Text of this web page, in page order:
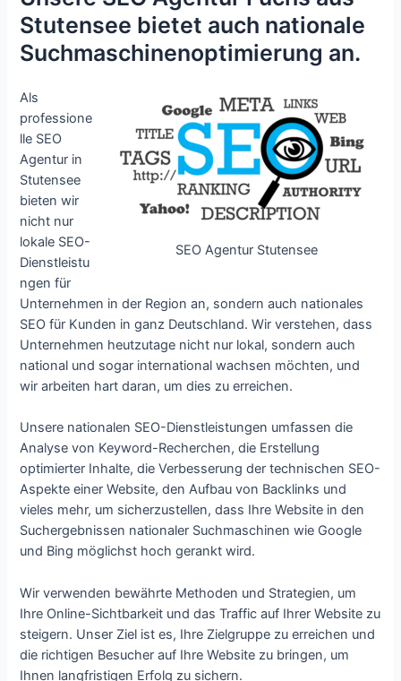
Stutensee bietet auch nationale
Suchmaschinenoptimierung an.
SEO Agentur Stutensee
Als
professione
lle SEO
Agentur in
Stutensee
bieten wir
nicht nur
lokale SEO-
Dienstleistu
ngen für
Unternehmen in der Region an, sondern auch nationales
SEO für Kunden in ganz Deutschland. Wir verstehen, dass
Unternehmen heutzutage nicht nur lokal, sondern auch
national und sogar international wachsen möchten, und
wir arbeiten hart daran, um dies zu erreichen.
Unsere nationalen SEO-Dienstleistungen umfassen die
Analyse von Keyword-Recherchen, die Erstellung
optimierter Inhalte, die Verbesserung der technischen SEO-
Aspekte einer Website, den Aufbau von Backlinks und
vieles mehr, um sicherzustellen, dass Ihre Website in den
Suchergebnissen nationaler Suchmaschinen wie Google
und Bing möglichst hoch gerankt wird.
Wir verwenden bewährte Methoden und Strategien, um
Ihre Online-Sichtbarkeit und das Traffic auf Ihrer Website zu
steigern. Unser Ziel ist es, Ihre Zielgruppe zu erreichen und
die richtigen Besucher auf Ihre Website zu bringen, um
Ihnen langfristigen Erfolg zu sichern.